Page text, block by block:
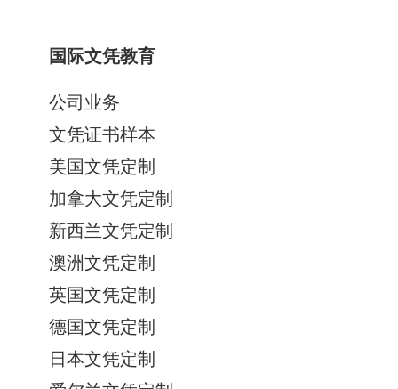
国际文凭教育
公司业务
文凭证书样本
美国文凭定制
加拿大文凭定制
新西兰文凭定制
澳洲文凭定制
英国文凭定制
德国文凭定制
日本文凭定制